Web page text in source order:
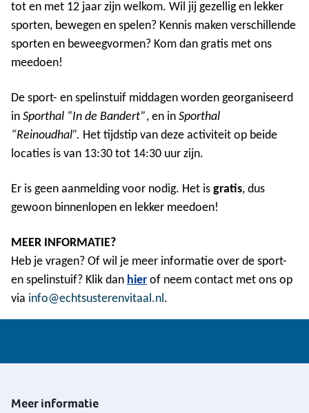
tot en met 12 jaar zijn welkom. Wil jij gezellig en lekker
sporten, bewegen en spelen? Kennis maken verschillende
sporten en beweegvormen? Kom dan gratis met ons
meedoen!
De sport- en spelinstuif middagen worden georganiseerd
in Sporthal “In de Bandert”, en in Sporthal
“Reinoudhal”. Het tijdstip van deze activiteit op beide
locaties is van 13:30 tot 14:30 uur zijn.
Er is geen aanmelding voor nodig. Het is gratis, dus
gewoon binnenlopen en lekker meedoen!
MEER INFORMATIE?
Heb je vragen? Of wil je meer informatie over de sport-
en spelinstuif? Klik dan hier of neem contact met ons op
via info@echtsusterenvitaal.nl.
Meer informatie